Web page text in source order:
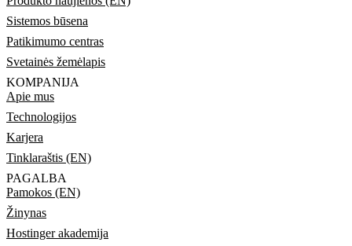
Sistemos būsena
Patikimumo centras
Svetainės žemėlapis
KOMPANIJA
Apie mus
Technologijos
Karjera
Tinklaraštis (EN)
PAGALBA
Pamokos (EN)
Žinynas
Hostinger akademija